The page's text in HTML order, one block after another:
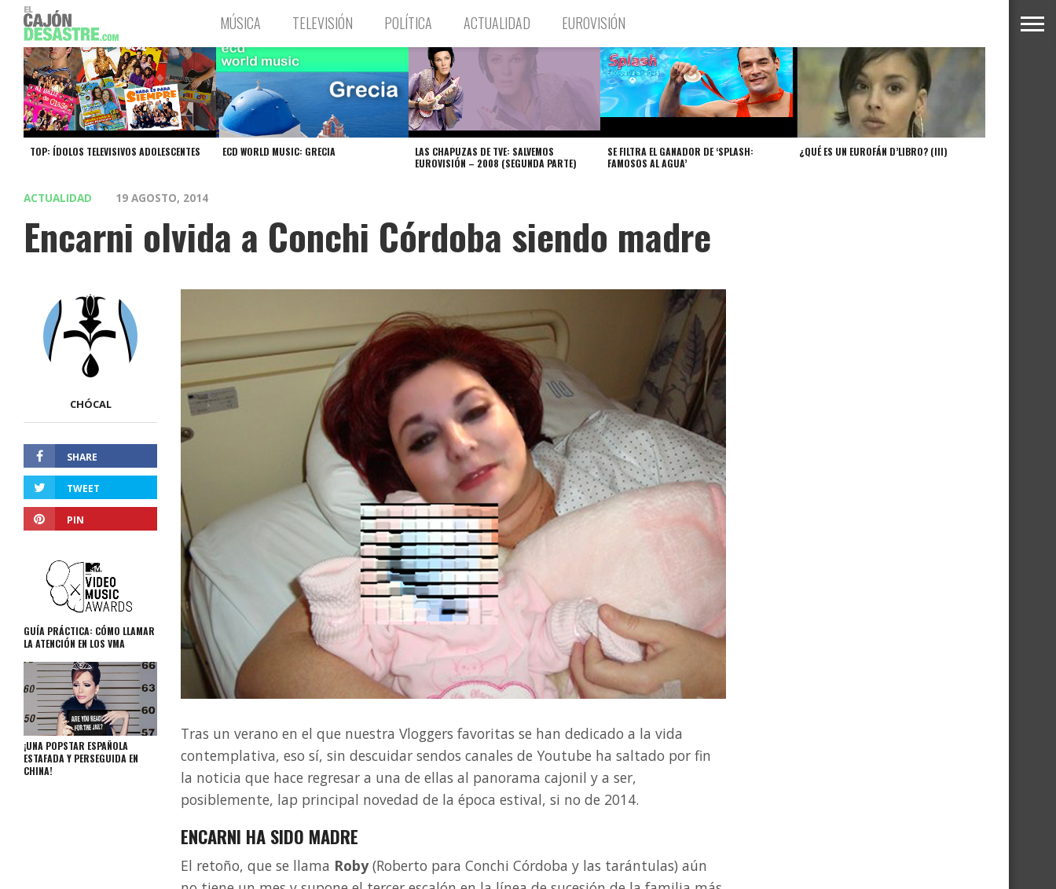
MÚSICA TELEVISIÓN POLÍTICA ACTUALIDAD EUROVISIÓN
TOP: ÍDOLOS TELEVISIVOS ADOLESCENTES ECD WORLD MUSIC: GRECIA
LAS CHAPUZAS DE TVE: SALVEMOS
EUROVISIÓN – 2008 (SEGUNDA PARTE)
SE FILTRA EL GANADOR DE ‘SPLASH:
FAMOSOS AL AGUA’
¿QUÉ ES UN EUROFÁN D’LIBRO? (III)
ACTUALIDAD 19 AGOSTO, 2014
Encarni olvida a Conchi Córdoba siendo madre
CHÓCAL
SHARE
TWEET
PIN
GUÍA PRÁCTICA: CÓMO LLAMAR
LA ATENCIÓN EN LOS VMA
¡UNA POPSTAR ESPAÑOLA
ESTAFADA Y PERSEGUIDA EN
CHINA!
Tras un verano en el que nuestra Vloggers favoritas se han dedicado a la vida
contemplativa, eso sí, sin descuidar sendos canales de Youtube ha saltado por fin
la noticia que hace regresar a una de ellas al panorama cajonil y a ser,
posiblemente, lap principal novedad de la época estival, si no de 2014.
ENCARNI HA SIDO MADRE
El retoño, que se llama Roby(Roberto para Conchi Córdoba y las tarántulas) aún